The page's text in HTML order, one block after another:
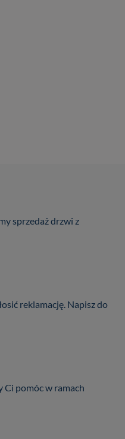
sprzedaż drzwi z
reklamację. Napisz do
Ci pomóc w ramach